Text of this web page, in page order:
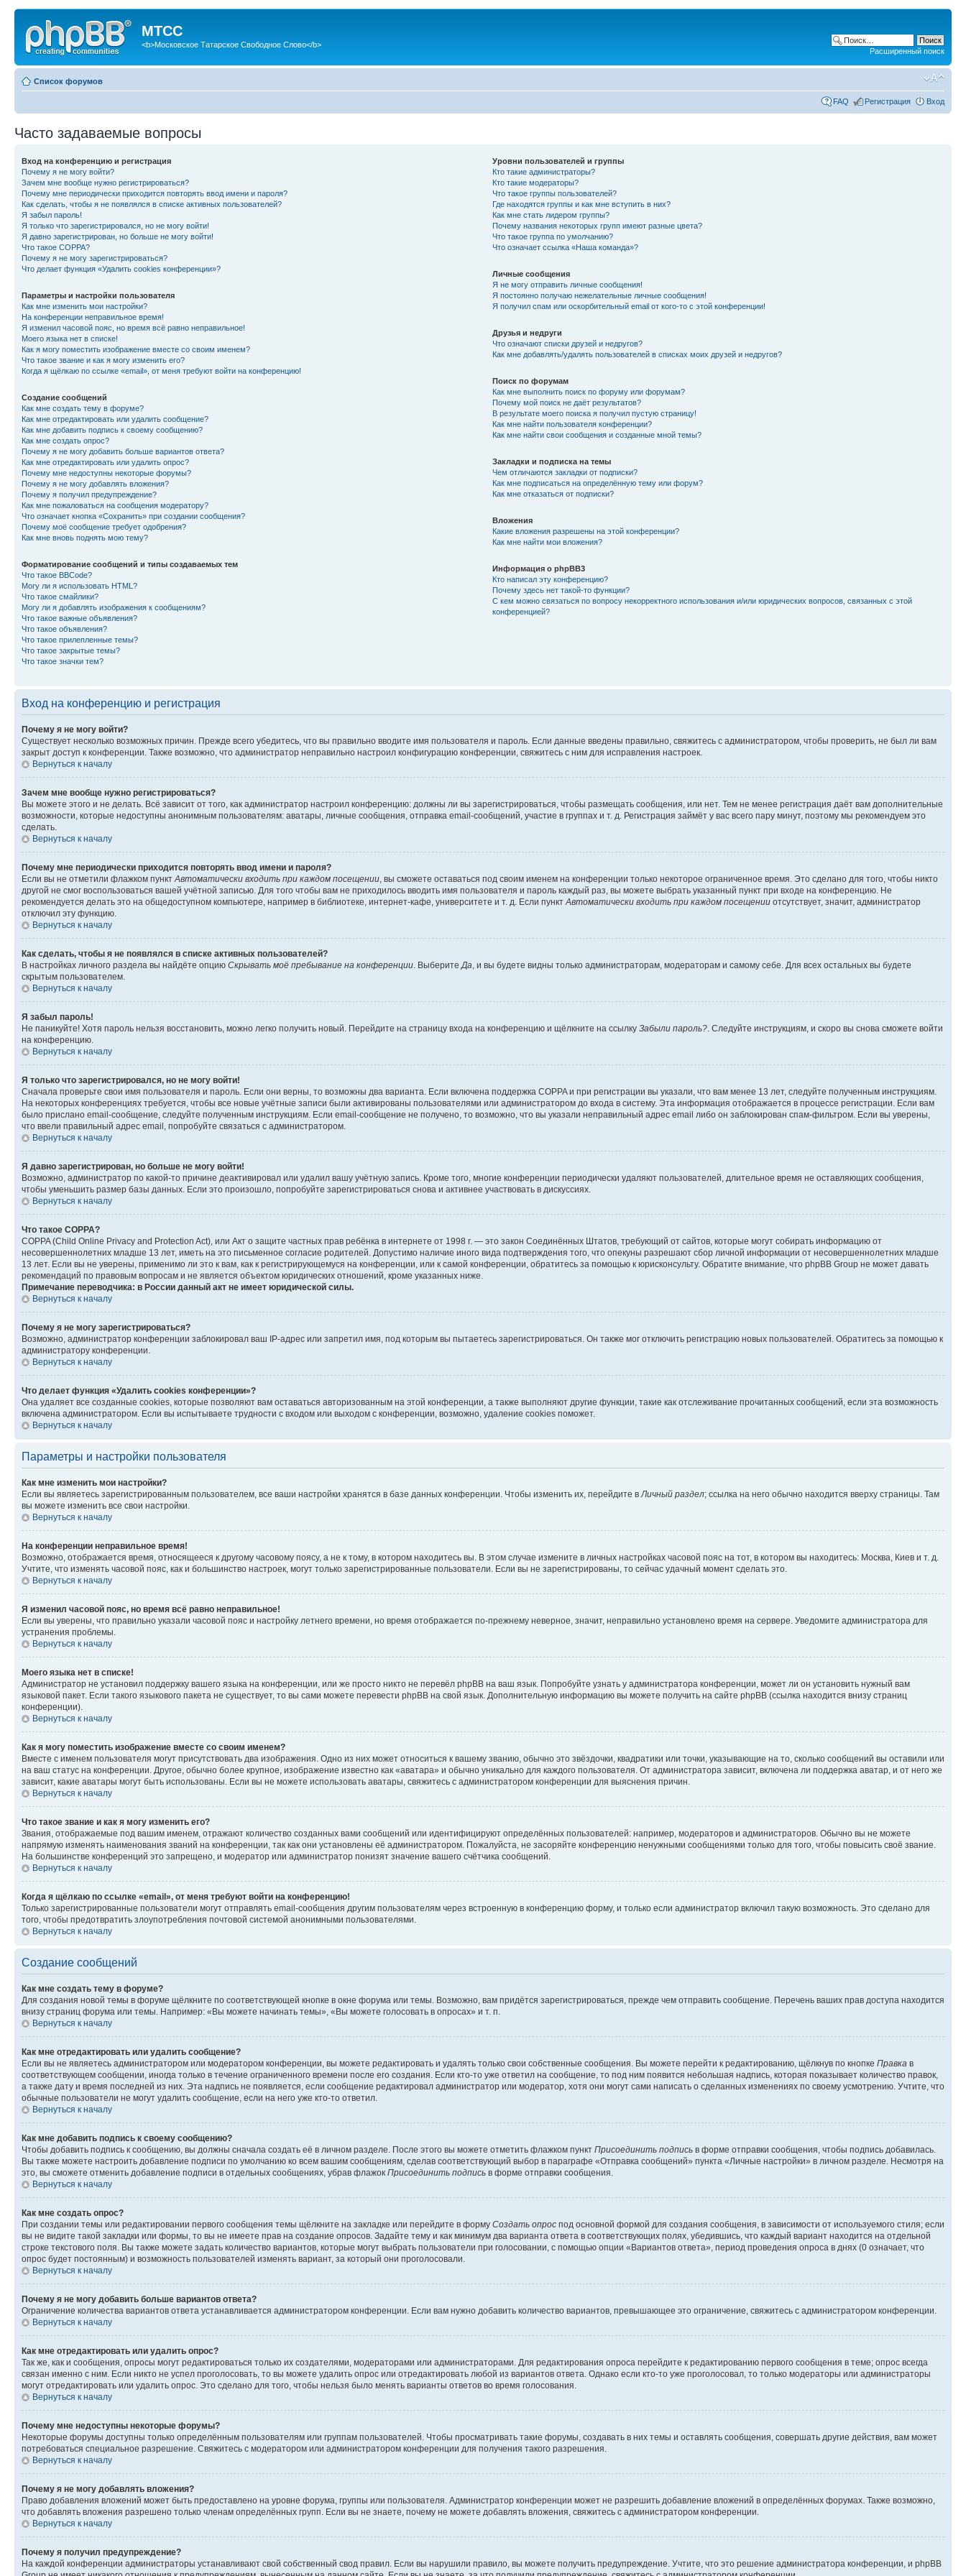
МТСС
<b>Московское Татарское Свободное Слово</b>
Расширенный поиск
Список форумов
FAQ Регистрация Вход
Часто задаваемые вопросы
Вход на конференцию и регистрация
Почему я не могу войти?
Зачем мне вообще нужно регистрироваться?
Почему мне периодически приходится повторять ввод имени и пароля?
Как сделать, чтобы я не появлялся в списке активных пользователей?
Я забыл пароль!
Я только что зарегистрировался, но не могу войти!
Я давно зарегистрирован, но больше не могу войти!
Что такое COPPA?
Почему я не могу зарегистрироваться?
Что делает функция «Удалить cookies конференции»?
Параметры и настройки пользователя
Как мне изменить мои настройки?
На конференции неправильное время!
Я изменил часовой пояс, но время всё равно неправильное!
Моего языка нет в списке!
Как я могу поместить изображение вместе со своим именем?
Что такое звание и как я могу изменить его?
Когда я щёлкаю по ссылке «email», от меня требуют войти на конференцию!
Создание сообщений
Как мне создать тему в форуме?
Как мне отредактировать или удалить сообщение?
Как мне добавить подпись к своему сообщению?
Как мне создать опрос?
Почему я не могу добавить больше вариантов ответа?
Как мне отредактировать или удалить опрос?
Почему мне недоступны некоторые форумы?
Почему я не могу добавлять вложения?
Почему я получил предупреждение?
Как мне пожаловаться на сообщения модератору?
Что означает кнопка «Сохранить» при создании сообщения?
Почему моё сообщение требует одобрения?
Как мне вновь поднять мою тему?
Форматирование сообщений и типы создаваемых тем
Что такое BBCode?
Могу ли я использовать HTML?
Что такое смайлики?
Могу ли я добавлять изображения к сообщениям?
Что такое важные объявления?
Что такое объявления?
Что такое прилепленные темы?
Что такое закрытые темы?
Что такое значки тем?
Уровни пользователей и группы
Кто такие администраторы?
Кто такие модераторы?
Что такое группы пользователей?
Где находятся группы и как мне вступить в них?
Как мне стать лидером группы?
Почему названия некоторых групп имеют разные цвета?
Что такое группа по умолчанию?
Что означает ссылка «Наша команда»?
Личные сообщения
Я не могу отправить личные сообщения!
Я постоянно получаю нежелательные личные сообщения!
Я получил спам или оскорбительный email от кого-то с этой конференции!
Друзья и недруги
Что означают списки друзей и недругов?
Как мне добавлять/удалять пользователей в списках моих друзей и недругов?
Поиск по форумам
Как мне выполнить поиск по форуму или форумам?
Почему мой поиск не даёт результатов?
В результате моего поиска я получил пустую страницу!
Как мне найти пользователя конференции?
Как мне найти свои сообщения и созданные мной темы?
Закладки и подписка на темы
Чем отличаются закладки от подписки?
Как мне подписаться на определённую тему или форум?
Как мне отказаться от подписки?
Вложения
Какие вложения разрешены на этой конференции?
Как мне найти мои вложения?
Информация о phpBB3
Кто написал эту конференцию?
Почему здесь нет такой-то функции?
С кем можно связаться по вопросу некорректного использования и/или юридических вопросов, связанных с этой
конференцией?
Вход на конференцию и регистрация
Почему я не могу войти?
Существует несколько возможных причин. Прежде всего убедитесь, что вы правильно вводите имя пользователя и пароль. Если данные введены правильно, свяжитесь с администратором, чтобы проверить, не был ли вам
закрыт доступ к конференции. Также возможно, что администратор неправильно настроил конфигурацию конференции, свяжитесь с ним для исправления настроек.
Вернуться к началу
Зачем мне вообще нужно регистрироваться?
Вы можете этого и не делать. Всё зависит от того, как администратор настроил конференцию: должны ли вы зарегистрироваться, чтобы размещать сообщения, или нет. Тем не менее регистрация даёт вам дополнительные
возможности, которые недоступны анонимным пользователям: аватары, личные сообщения, отправка email-сообщений, участие в группах и т. д. Регистрация займёт у вас всего пару минут, поэтому мы рекомендуем это
сделать.
Вернуться к началу
Почему мне периодически приходится повторять ввод имени и пароля?
Если вы не отметили флажком пункт Автоматически входить при каждом посещении , вы сможете оставаться под своим именем на конференции только некоторое ограниченное время. Это сделано для того, чтобы никто
другой не смог воспользоваться вашей учётной записью. Для того чтобы вам не приходилось вводить имя пользователя и пароль каждый раз, вы можете выбрать указанный пункт при входе на конференцию. Не
рекомендуется делать это на общедоступном компьютере, например в библиотеке, интернет-кафе, университете и т. д. Если пункт Автоматически входить при каждом посещении отсутствует, значит, администратор
отключил эту функцию.
Вернуться к началу
Как сделать, чтобы я не появлялся в списке активных пользователей?
В настройках личного раздела вы найдёте опцию Скрывать моё пребывание на конференции . Выберите Да , и вы будете видны только администраторам, модераторам и самому себе. Для всех остальных вы будете
скрытым пользователем.
Вернуться к началу
Я забыл пароль!
Не паникуйте! Хотя пароль нельзя восстановить, можно легко получить новый. Перейдите на страницу входа на конференцию и щёлкните на ссылку Забыли пароль? . Следуйте инструкциям, и скоро вы снова сможете войти
на конференцию.
Вернуться к началу
Я только что зарегистрировался, но не могу войти!
Сначала проверьте свои имя пользователя и пароль. Если они верны, то возможны два варианта. Если включена поддержка COPPA и при регистрации вы указали, что вам менее 13 лет, следуйте полученным инструкциям.
На некоторых конференциях требуется, чтобы все новые учётные записи были активированы пользователями или администратором до входа в систему. Эта информация отображается в процессе регистрации. Если вам
было прислано email-сообщение, следуйте полученным инструкциям. Если email-сообщение не получено, то возможно, что вы указали неправильный адрес email либо он заблокирован спам-фильтром. Если вы уверены,
что ввели правильный адрес email, попробуйте связаться с администратором.
Вернуться к началу
Я давно зарегистрирован, но больше не могу войти!
Возможно, администратор по какой-то причине деактивировал или удалил вашу учётную запись. Кроме того, многие конференции периодически удаляют пользователей, длительное время не оставляющих сообщения,
чтобы уменьшить размер базы данных. Если это произошло, попробуйте зарегистрироваться снова и активнее участвовать в дискуссиях.
Вернуться к началу
Что такое COPPA?
COPPA (Child Online Privacy and Protection Act), или Акт о защите частных прав ребёнка в интернете от 1998 г. — это закон Соединённых Штатов, требующий от сайтов, которые могут собирать информацию от
несовершеннолетних младше 13 лет, иметь на это письменное согласие родителей. Допустимо наличие иного вида подтверждения того, что опекуны разрешают сбор личной информации от несовершеннолетних младше
13 лет. Если вы не уверены, применимо ли это к вам, как к регистрирующемуся на конференции, или к самой конференции, обратитесь за помощью к юрисконсульту. Обратите внимание, что phpBB Group не может давать
рекомендаций по правовым вопросам и не является объектом юридических отношений, кроме указанных ниже.
Примечание переводчика: в России данный акт не имеет юридической силы.
Вернуться к началу
Почему я не могу зарегистрироваться?
Возможно, администратор конференции заблокировал ваш IP-адрес или запретил имя, под которым вы пытаетесь зарегистрироваться. Он также мог отключить регистрацию новых пользователей. Обратитесь за помощью к
администратору конференции.
Вернуться к началу
Что делает функция «Удалить cookies конференции»?
Она удаляет все созданные cookies, которые позволяют вам оставаться авторизованным на этой конференции, а также выполняют другие функции, такие как отслеживание прочитанных сообщений, если эта возможность
включена администратором. Если вы испытываете трудности с входом или выходом с конференции, возможно, удаление cookies поможет.
Вернуться к началу
Параметры и настройки пользователя
Как мне изменить мои настройки?
Если вы являетесь зарегистрированным пользователем, все ваши настройки хранятся в базе данных конференции. Чтобы изменить их, перейдите в Личный раздел; ссылка на него обычно находится вверху страницы. Там
вы можете изменить все свои настройки.
Вернуться к началу
На конференции неправильное время!
Возможно, отображается время, относящееся к другому часовому поясу, а не к тому, в котором находитесь вы. В этом случае измените в личных настройках часовой пояс на тот, в котором вы находитесь: Москва, Киев и т. д.
Учтите, что изменять часовой пояс, как и большинство настроек, могут только зарегистрированные пользователи. Если вы не зарегистрированы, то сейчас удачный момент сделать это.
Вернуться к началу
Я изменил часовой пояс, но время всё равно неправильное!
Если вы уверены, что правильно указали часовой пояс и настройку летнего времени, но время отображается по-прежнему неверное, значит, неправильно установлено время на сервере. Уведомите администратора для
устранения проблемы.
Вернуться к началу
Моего языка нет в списке!
Администратор не установил поддержку вашего языка на конференции, или же просто никто не перевёл phpBB на ваш язык. Попробуйте узнать у администратора конференции, может ли он установить нужный вам
языковой пакет. Если такого языкового пакета не существует, то вы сами можете перевести phpBB на свой язык. Дополнительную информацию вы можете получить на сайте phpBB (ссылка находится внизу страниц
конференции).
Вернуться к началу
Как я могу поместить изображение вместе со своим именем?
Вместе с именем пользователя могут присутствовать два изображения. Одно из них может относиться к вашему званию, обычно это звёздочки, квадратики или точки, указывающие на то, сколько сообщений вы оставили или
на ваш статус на конференции. Другое, обычно более крупное, изображение известно как «аватара» и обычно уникально для каждого пользователя. От администратора зависит, включена ли поддержка аватар, и от него же
зависит, какие аватары могут быть использованы. Если вы не можете использовать аватары, свяжитесь с администратором конференции для выяснения причин.
Вернуться к началу
Что такое звание и как я могу изменить его?
Звания, отображаемые под вашим именем, отражают количество созданных вами сообщений или идентифицируют определённых пользователей: например, модераторов и администраторов. Обычно вы не можете
напрямую изменять наименования званий на конференции, так как они установлены её администратором. Пожалуйста, не засоряйте конференцию ненужными сообщениями только для того, чтобы повысить своё звание.
На большинстве конференций это запрещено, и модератор или администратор понизят значение вашего счётчика сообщений.
Вернуться к началу
Когда я щёлкаю по ссылке «email», от меня требуют войти на конференцию!
Только зарегистрированные пользователи могут отправлять email-сообщения другим пользователям через встроенную в конференцию форму, и только если администратор включил такую возможность. Это сделано для
того, чтобы предотвратить злоупотребления почтовой системой анонимными пользователями.
Вернуться к началу
Создание сообщений
Как мне создать тему в форуме?
Для создания новой темы в форуме щёлкните по соответствующей кнопке в окне форума или темы. Возможно, вам придётся зарегистрироваться, прежде чем отправить сообщение. Перечень ваших прав доступа находится
внизу страниц форума или темы. Например: «Вы можете начинать темы», «Вы можете голосовать в опросах» и т. п.
Вернуться к началу
Как мне отредактировать или удалить сообщение?
Если вы не являетесь администратором или модератором конференции, вы можете редактировать и удалять только свои собственные сообщения. Вы можете перейти к редактированию, щёлкнув по кнопке Правка в
соответствующем сообщении, иногда только в течение ограниченного времени после его создания. Если кто-то уже ответил на сообщение, то под ним появится небольшая надпись, которая показывает количество правок,
а также дату и время последней из них. Эта надпись не появляется, если сообщение редактировал администратор или модератор, хотя они могут сами написать о сделанных изменениях по своему усмотрению. Учтите, что
обычные пользователи не могут удалить сообщение, если на него уже кто-то ответил.
Вернуться к началу
Как мне добавить подпись к своему сообщению?
Чтобы добавить подпись к сообщению, вы должны сначала создать её в личном разделе. После этого вы можете отметить флажком пункт Присоединить подпись в форме отправки сообщения, чтобы подпись добавилась.
Вы также можете настроить добавление подписи по умолчанию ко всем вашим сообщениям, сделав соответствующий выбор в параграфе «Отправка сообщений» пункта «Личные настройки» в личном разделе. Несмотря на
это, вы сможете отменить добавление подписи в отдельных сообщениях, убрав флажок Присоединить подпись в форме отправки сообщения.
Вернуться к началу
Как мне создать опрос?
При создании темы или редактировании первого сообщения темы щёлкните на закладке или перейдите в форму Создать опрос под основной формой для создания сообщения, в зависимости от используемого стиля; если
вы не видите такой закладки или формы, то вы не имеете прав на создание опросов. Задайте тему и как минимум два варианта ответа в соответствующих полях, убедившись, что каждый вариант находится на отдельной
строке текстового поля. Вы также можете задать количество вариантов, которые могут выбрать пользователи при голосовании, с помощью опции «Вариантов ответа», период проведения опроса в днях (0 означает, что
опрос будет постоянным) и возможность пользователей изменять вариант, за который они проголосовали.
Вернуться к началу
Почему я не могу добавить больше вариантов ответа?
Ограничение количества вариантов ответа устанавливается администратором конференции. Если вам нужно добавить количество вариантов, превышающее это ограничение, свяжитесь с администратором конференции.
Вернуться к началу
Как мне отредактировать или удалить опрос?
Так же, как и сообщения, опросы могут редактироваться только их создателями, модераторами или администраторами. Для редактирования опроса перейдите к редактированию первого сообщения в теме; опрос всегда
связан именно с ним. Если никто не успел проголосовать, то вы можете удалить опрос или отредактировать любой из вариантов ответа. Однако если кто-то уже проголосовал, то только модераторы или администраторы
могут отредактировать или удалить опрос. Это сделано для того, чтобы нельзя было менять варианты ответов во время голосования.
Вернуться к началу
Почему мне недоступны некоторые форумы?
Некоторые форумы доступны только определённым пользователям или группам пользователей. Чтобы просматривать такие форумы, создавать в них темы и оставлять сообщения, совершать другие действия, вам может
потребоваться специальное разрешение. Свяжитесь с модератором или администратором конференции для получения такого разрешения.
Вернуться к началу
Почему я не могу добавлять вложения?
Право добавления вложений может быть предоставлено на уровне форума, группы или пользователя. Администратор конференции может не разрешить добавление вложений в определённых форумах. Также возможно,
что добавлять вложения разрешено только членам определённых групп. Если вы не знаете, почему не можете добавлять вложения, свяжитесь с администратором конференции.
Вернуться к началу
Почему я получил предупреждение?
На каждой конференции администраторы устанавливают свой собственный свод правил. Если вы нарушили правило, вы можете получить предупреждение. Учтите, что это решение администратора конференции, и phpBB